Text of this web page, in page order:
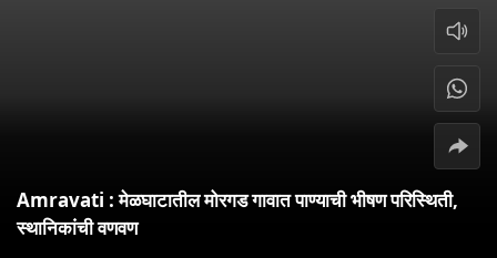
Amravati : मेळघाटातील मोरगड गावात पाण्याची भीषण परिस्थिती,
स्थानिकांची वणवण